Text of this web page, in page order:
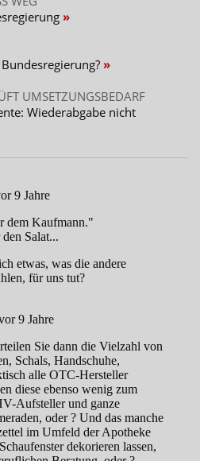
UMSETZUNGSBEDARF
Wiederabgabe nicht